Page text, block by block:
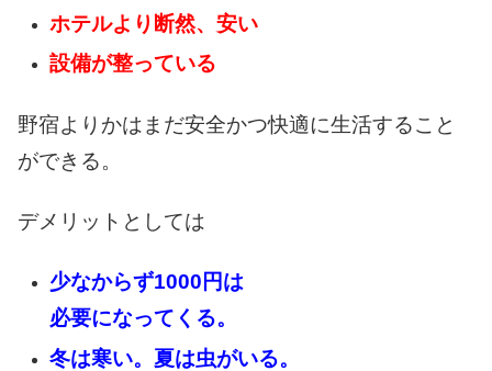
ホテルより断然、安い
設備が整っている
野宿よりかはまだ安全かつ快適に生活すること
ができる。
デメリットとしては
少なからず1000円は
必要になってくる。
冬は寒い。夏は虫がいる。